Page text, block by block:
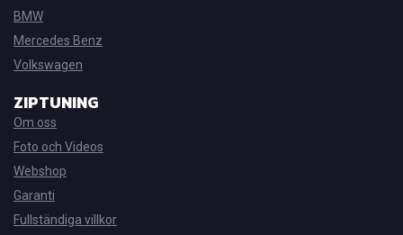
BMW
Mercedes Benz
Volkswagen
ZIPTUNING
Om oss
Foto och Videos
Webshop
Garanti
Fullständiga villkor